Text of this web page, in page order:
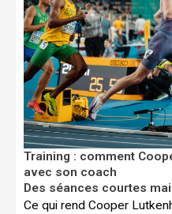
Training : comment
avec son coach
Des séances courtes
Ce qui rend Cooper